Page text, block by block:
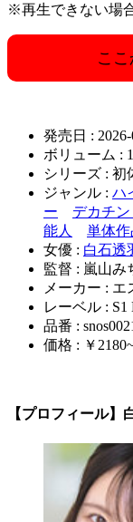
※再生できない場
こ
発売日 :
ボリューム :
シリーズ :
ジャンル : ハ
ー
デカチ
能人
単体作
女優 : 白石透
監督 : 嵐山
メーカー :
レーベル :
品番 :
価格 : ￥
【プロフィール】